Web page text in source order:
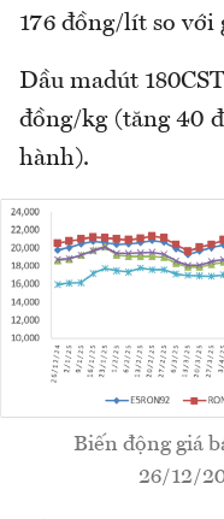
176 đồng/lít so với
Dầu madút
đồng/kg (tăng 40
hành).
Biến động giá
26/12/